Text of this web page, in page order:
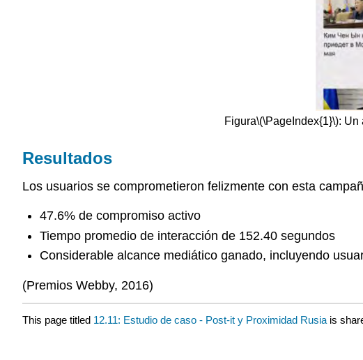
Figura\(\PageIndex{1}\): Un
Resultados
Los usuarios se comprometieron felizmente con esta
47.6% de compromiso activo
Tiempo promedio de interacción de 152.40 segundos
Considerable alcance mediático ganado, incluyendo
(Premios Webby, 2016)
This page titled 12.11: Estudio de caso - Post-it y Proximidad Rusia is